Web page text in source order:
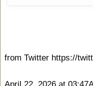
from Twitter https://
April 22, 2026 at